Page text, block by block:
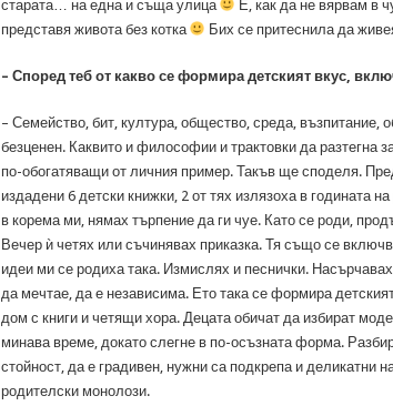
старата… на една и съща улица
Е, как да не вярвам в
представя живота без котка
Бих се притеснила да
– Според теб от какво се формира детският вкус,
– Семейство, бит, култура, общество, среда, възпитание,
безценен. Каквито и философии и трактовки да разтегна
по-обогатяващи от личния пример. Такъв ще споделя.
издадени 6 детски книжки, 2 от тях излязоха в годината
в корема ми, нямах търпение да ги чуе. Като се роди,
Вечер ѝ четях или съчинявах приказка. Тя също се
идеи ми се родиха така. Измислях и песнички.
да мечтае, да е независима. Ето така се формира
дом с книги и четящи хора. Децата обичат да избират
минава време, докато слегне в по-осъзната форма.
стойност, да е градивен, нужни са подкрепа и деликатни
родителски монолози.